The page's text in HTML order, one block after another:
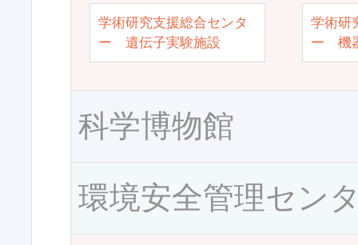
学術研究支援総合センタ
ー 遺伝子実験施設
学術研
ー 機
科学博物館
環境安全管理セン